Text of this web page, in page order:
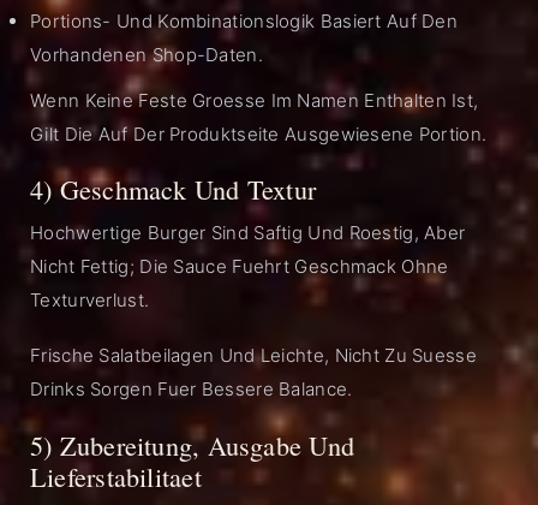
Portions- Und Kombinationslogik Basiert Auf Den
Vorhandenen Shop-Daten.
Wenn Keine Feste Groesse Im Namen Enthalten Ist,
Gilt Die Auf Der Produktseite Ausgewiesene Portion.
4) Geschmack Und Textur
Hochwertige Burger Sind Saftig Und Roestig, Aber
Nicht Fettig; Die Sauce Fuehrt Geschmack Ohne
Texturverlust.
Frische Salatbeilagen Und Leichte, Nicht Zu Suesse
Drinks Sorgen Fuer Bessere Balance.
5) Zubereitung, Ausgabe Und
Lieferstabilitaet